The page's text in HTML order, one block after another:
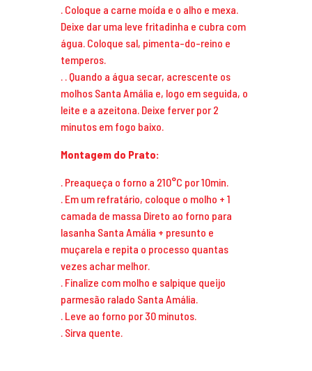
. Coloque a carne moída e o alho e mexa.
Deixe dar uma leve fritadinha e cubra com
água. Coloque sal, pimenta-do-reino e
temperos.
. . Quando a água secar, acrescente os
molhos Santa Amália e, logo em seguida, o
leite e a azeitona. Deixe ferver por 2
minutos em fogo baixo.
Montagem do Prato:
. Preaqueça o forno a 210°C por 10min.
. Em um refratário, coloque o molho + 1
camada de massa Direto ao forno para
lasanha Santa Amália + presunto e
muçarela e repita o processo quantas
vezes achar melhor.
. Finalize com molho e salpique queijo
parmesão ralado Santa Amália.
. Leve ao forno por 30 minutos.
. Sirva quente.